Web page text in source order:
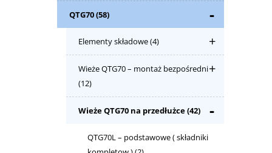
QTG70(58)
Elementy składowe(4)
Wieże QTG70 – montaż bezpośredni
(12)
Wieże QTG70 na przedłużce(42)
QTG70L – podstawowe ( składniki